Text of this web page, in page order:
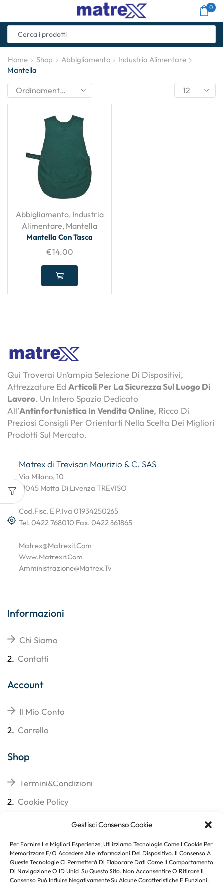
Gestisci Consenso Cookie
Per Fornire Le Migliori Esperienze, Utilizziamo Tecnologie Come I Cookie Per
Memorizzare E/o Accedere Alle Informazioni Del Dispositivo. Il Consenso A
Queste Tecnologie Ci Permetterà Di Elaborare Dati Come Il Comportamento
Di Navigazione O ID Unici Su Questo Sito. Non Acconsentire O Ritirare Il
Consenso Può Influire Negativamente Su Alcune Caratteristiche E Funzioni.
0
Home Shop Abbigliamento
Industria Alimentare
Mantella
Abbigliamento, Industria
Alimentare, Mantella
Mantella Con Tasca
€14.00
Qui Troverai Un’ampia Selezione Di Dispositivi,
Attrezzature Ed Articoli Per La Sicurezza Sul Luogo Di
Lavoro. Un Intero Spazio Dedicato
All’Antinfortunistica In Vendita Online, Ricco Di
Preziosi Consigli Per Orientarti Nella Scelta Dei Migliori
Prodotti Sul Mercato.
Matrex di Trevisan Maurizio & C. SAS
Via Milano, 10
31045 Motta Di Livenza TREVISO
Cod.Fisc. E P.Iva 01934250265
Tel. 0422 768010 Fax. 0422 861865
Matrex@matrexit.com
Www.matrexit.com
Amministrazione@matrex.tv
Informazioni
Chi Siamo
2. Contatti
Account
Il Mio Conto
2. Carrello
Shop
Termini&Condizioni
2. Cookie Policy